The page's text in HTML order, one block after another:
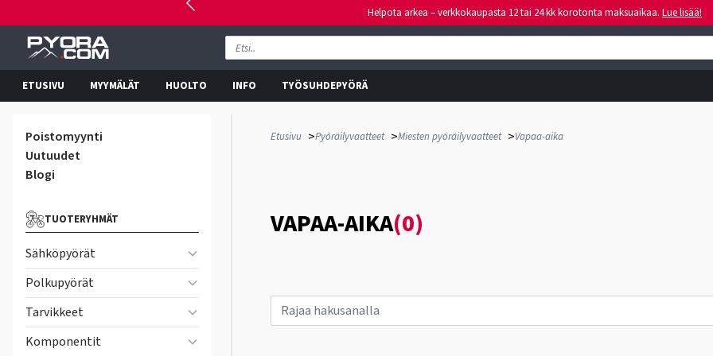
Helpota arkea – verkkokaupasta 12 tai 24 kk korotonta maksuaikaa. Lue lisää!
ETUSIVU MYYMÄLÄT HUOLTO INFO TYÖSUHDEPYÖRÄ
Poistomyynti
Uutuudet
Blogi
TUOTERYHMÄT
Sähköpyörät
Polkupyörät
Tarvikkeet
Komponentit
Etusivu >Pyöräilyvaatteet >Miesten pyöräilyvaatteet >Vapaa-aika
VAPAA-AIKA(0)